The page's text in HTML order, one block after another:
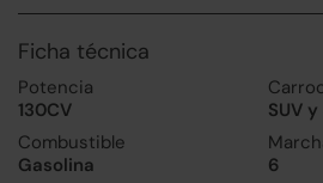
Ficha técnica
Potencia
130CV
SUV
Combustible
Gasolina
6